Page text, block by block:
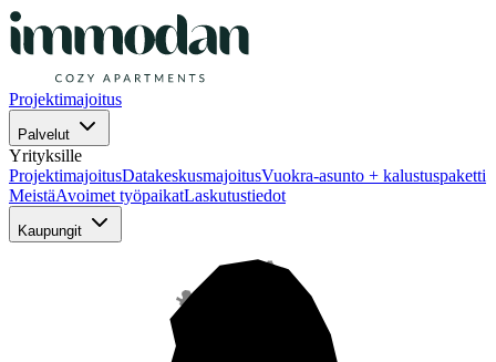
Projektimajoitus
Palvelut
Yrityksille
ProjektimajoitusDatakeskusmajoitusVuokra-asunto + kalustuspaketti
MeistäAvoimet työpaikatLaskutustiedot
Kaupungit